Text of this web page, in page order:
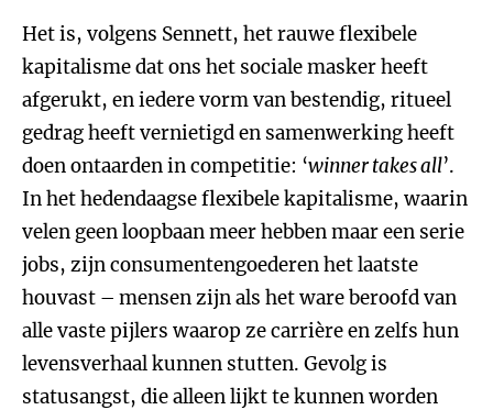
Het is, volgens Sennett, het rauwe flexibele
kapitalisme dat ons het sociale masker heeft
afgerukt, en iedere vorm van bestendig, ritueel
gedrag heeft vernietigd en samenwerking heeft
doen ontaarden in competitie: ‘winner takes all’.
In het hedendaagse flexibele kapitalisme, waarin
velen geen loopbaan meer hebben maar een serie
jobs, zijn consumentengoederen het laatste
houvast – mensen zijn als het ware beroofd van
alle vaste pijlers waarop ze carrière en zelfs hun
levensverhaal kunnen stutten. Gevolg is
statusangst, die alleen lijkt te kunnen worden